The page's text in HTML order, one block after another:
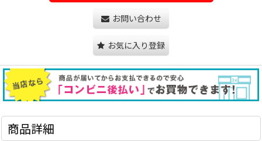
お問い合わせ
お気に入り登録
商品詳細